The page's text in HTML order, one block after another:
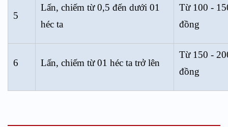
5
Lấn, chiếm từ 0,5 đến dưới 01
héc ta
Từ 100 -
đồng
6 Lấn, chiếm từ 01 héc ta trở lên
Từ 150 -
đồng